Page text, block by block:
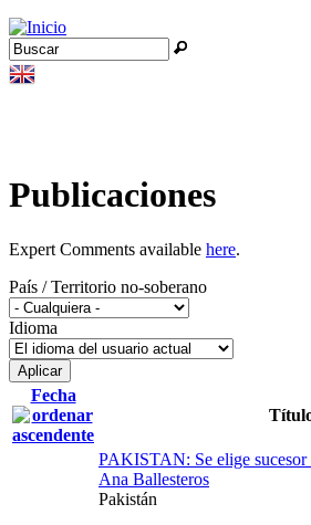
Jump to navigation
Formulario de búsqueda
Buscar
Publicaciones
Expert Comments available here.
País / Territorio no-soberano
Idioma
Fecha
PAKISTAN: Se elige sucesor
Ana Ballesteros
Pakistán